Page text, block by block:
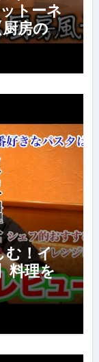
トーネ
房の世
風景】
む！イ
料理を